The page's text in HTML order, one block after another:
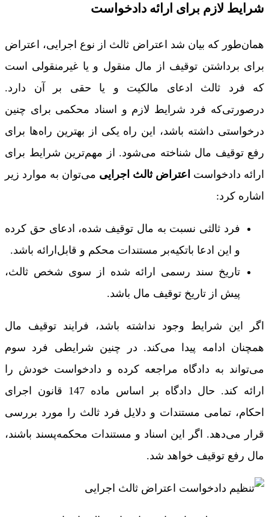
شرایط لازم برای ارائه دادخواست
همان‌طور که بیان شد اعتراض ثالث از نوع اجرایی، اعتراض
برای برداشتن توقیف از مال منقول و یا غیرمنقولی است
که فرد ثالث ادعای مالکیت و یا حقی بر آن دارد.
درصورتی‌که فرد شرایط لازم و اسناد محکمی برای چنین
درخواستی داشته باشد، این راه یکی از بهترین راه‌ها برای
رفع توقیف مال شناخته می‌شود. از مهم‌ترین شرایط برای
ارائه دادخواست اعتراض ثالث اجرایی می‌توان به موارد زیر
اشاره کرد:
فرد ثالثی نسبت به مال توقیف شده، ادعای حق کرده
و این ادعا باتکیه‌بر مستندات محکم و قابل‌ارائه باشد.
تاریخ سند رسمی ارائه شده از سوی شخص ثالث،
پیش از تاریخ توقیف مال باشد.
اگر این شرایط وجود نداشته باشد، فرایند توقیف مال
همچنان ادامه پیدا می‌کند. در چنین شرایطی فرد سوم
می‌تواند به دادگاه مراجعه کرده و دادخواست خودش را
ارائه کند. حال دادگاه بر اساس ماده 147 قانون اجرای
احکام، تمامی مستندات و دلایل فرد ثالث را مورد بررسی
قرار می‌دهد. اگر این اسناد و مستندات محکمه‌پسند باشند،
مال رفع توقیف خواهد شد.